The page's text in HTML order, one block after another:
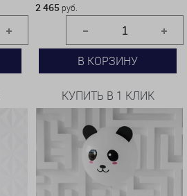
2 465 руб.
В КОРЗИНУ
КУПИТЬ В 1 КЛИК